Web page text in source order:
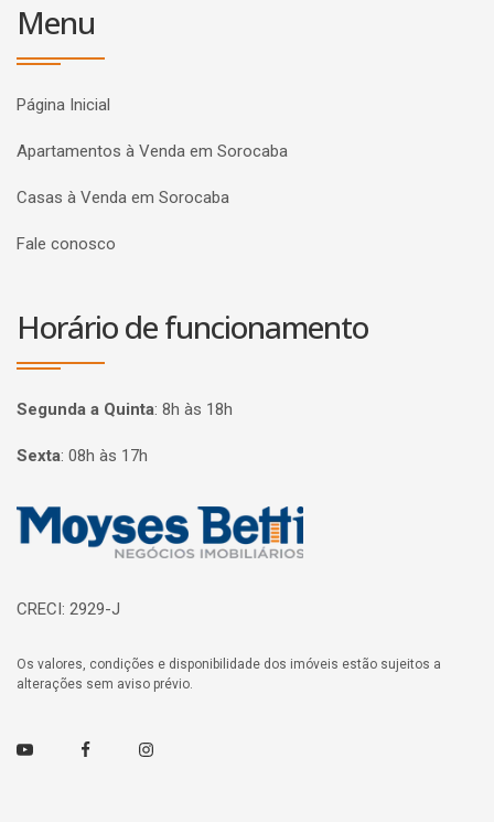
Menu
Página Inicial
Apartamentos à Venda em Sorocaba
Casas à Venda em Sorocaba
Fale conosco
Horário de funcionamento
Segunda a Quinta: 8h às 18h
Sexta: 08h às 17h
Página inicial
CRECI: 2929-J
Os valores, condições e disponibilidade dos imóveis estão sujeitos a
alterações sem aviso prévio.
Youtube FacebookInstagram